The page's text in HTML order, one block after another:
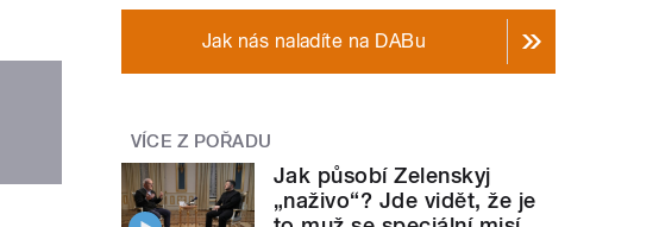
Jak nás naladíte na DABu
VÍCE Z POŘADU
Jak působí Zelenskyj
„naživo“? Jde vidět, že je